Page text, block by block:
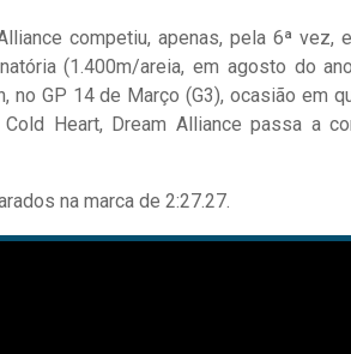
competiu, apenas, pela 6ª vez,
(1.400m/areia, em agosto do
no GP 14 de Março (G3), ocasião em
Heart, Dream Alliance passa a
na marca de 2:27.27.